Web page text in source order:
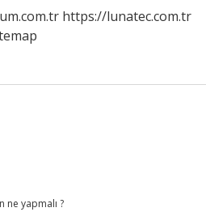
https://lunatec.com.tr
ne yapmalı ?